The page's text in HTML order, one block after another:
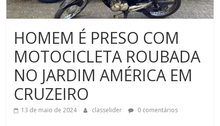
HOMEM É PRESO COM
MOTOCICLETA ROUBADA
NO JARDIM AMÉRICA EM
CRUZEIRO
13 de maio de 2024 classelider 0 comentários